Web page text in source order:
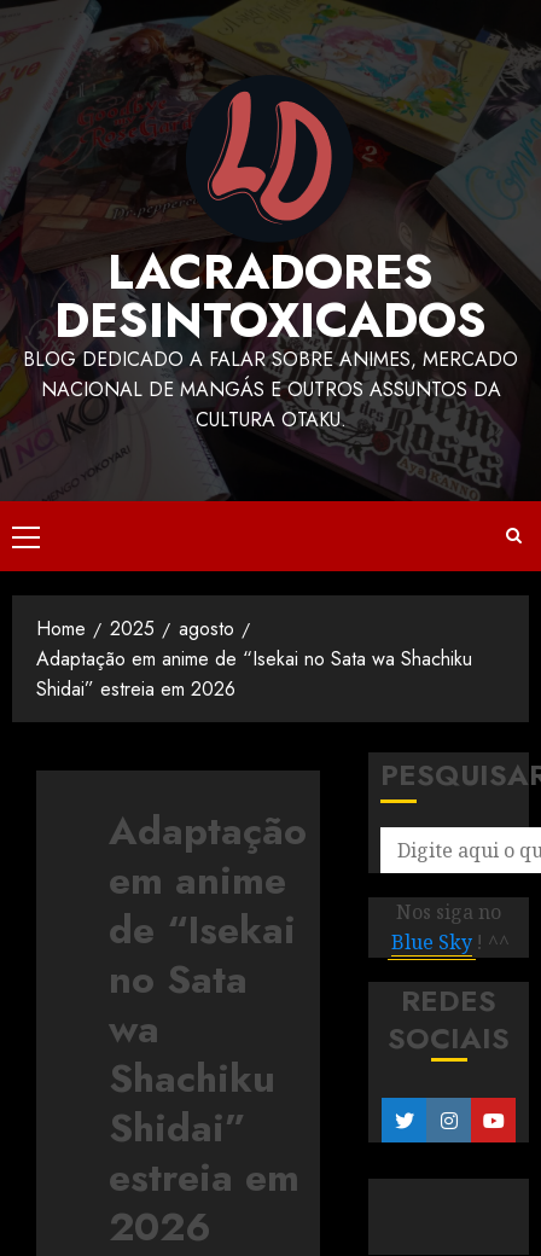
LACRADORES
DESINTOXICADOS
BLOG DEDICADO A FALAR SOBRE ANIMES, MERCADO
NACIONAL DE MANGÁS E OUTROS ASSUNTOS DA
CULTURA OTAKU.
Home 2025
agosto
Adaptação em anime de “Isekai no Sata wa Shachiku
Shidai” estreia em 2026
Adaptação
em anime
de “Isekai
no Sata
wa
Shachiku
Shidai”
estreia em
2026
Nos siga no
Blue Sky ! ^^
REDES
SOCIAIS